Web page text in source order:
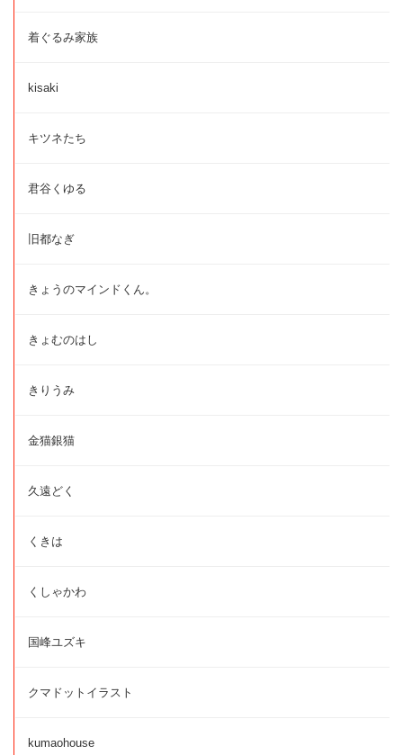
着ぐるみ家族
kisaki
キツネたち
君谷くゆる
旧都なぎ
きょうのマインドくん。
きょむのはし
きりうみ
金猫銀猫
久遠どく
くきは
くしゃかわ
国峰ユズキ
クマドットイラスト
kumaohouse